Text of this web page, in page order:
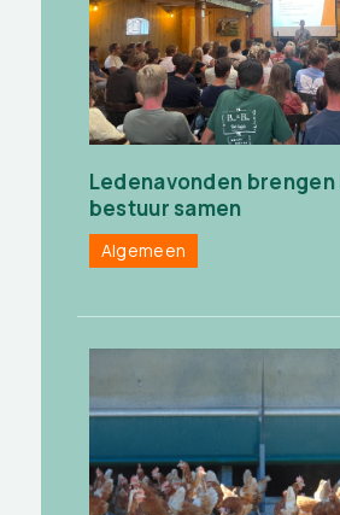
Ledenavonden
bestuur samen
Algemeen